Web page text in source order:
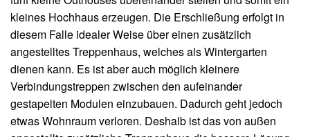
kleines Hochhaus erzeugen. Die Erschließung erfolgt in
diesem Falle idealer Weise über einen zusätzlich
angestelltes Treppenhaus, welches als Wintergarten
dienen kann. Es ist aber auch möglich kleinere
Verbindungstreppen zwischen den aufeinander
gestapelten Modulen einzubauen. Dadurch geht jedoch
etwas Wohnraum verloren. Deshalb ist das von außen